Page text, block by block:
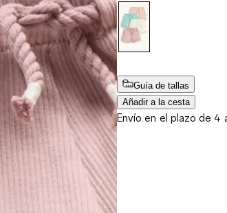
Guía de tallas
Añadir a la cesta
Envío en el plazo de 4